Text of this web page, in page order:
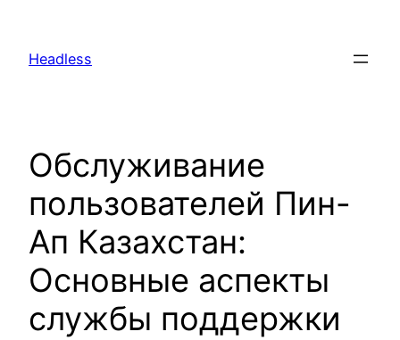
content
Headless
Обслуживание
пользователей Пин-
Ап Казахстан:
Основные аспекты
службы поддержки